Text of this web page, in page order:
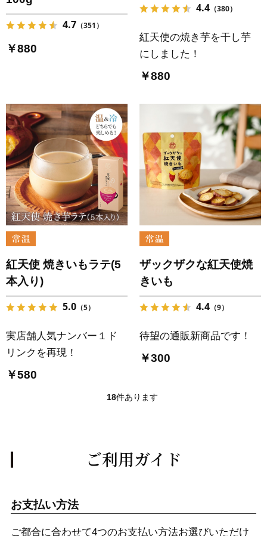
4.7 （351）
￥880
4.4 （380）
紅天使の焼き芋を干し芋
にしました！
￥880
紅天使 焼きいもラテ(5
本入り)
5.0 （5）
実店舗人気ナンバー１ド
リンクを再現！
￥580
ザックザクな紅天使焼
きいも
4.4 （9）
待望の通販新商品です！
￥300
18件あります
ご利用ガイド
お支払い方法
ご都合に合わせて4つのお支払い方法お選びいただけ